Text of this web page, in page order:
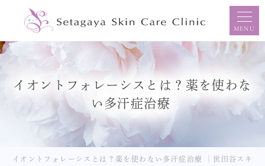
MENU
イオントフォレーシスとは？薬を使わな
い多汗症治療
イオントフォレーシスとは？薬を使わない多汗症治療 ｜世田谷スキ